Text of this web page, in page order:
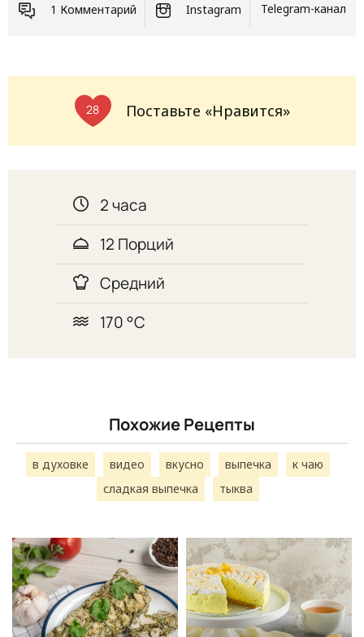
1 Комментарий Instagram Telegram-канал
28 Поставьте «Нравится»
2 часа
12 Порций
Средний
170 °С
Похожие Рецепты
в духовке видео вкусно выпечка
к чаю
сладкая выпечка
тыква